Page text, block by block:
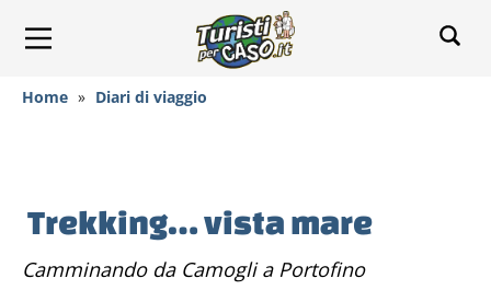
Home » Diari di viaggio
Trekking… vista mare
Camminando da Camogli a Portofino